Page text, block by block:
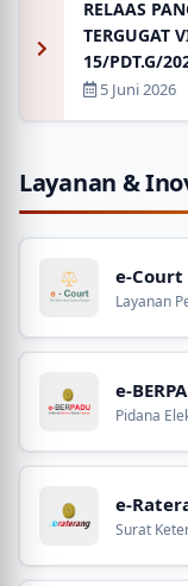
RELAAS
TERGUGAT
15/PDT.G/
5 Juni 2026
Layanan &
e-Court
Layanan
e-
Pidana
e-
Surat